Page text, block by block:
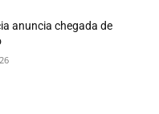
anuncia chegada de